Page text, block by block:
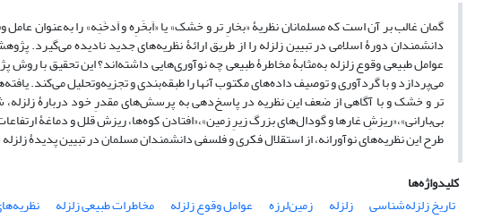
گمان غالب بر آن است که مسلمانان نظریۀ «بخارِ تر و خشک» یا «اَبخَرِه و اَدخَنِه» را به‌عنوان
دانشمندان دورۀ اسلامی در تبیین زلزله را از طریق ارائۀ نظریه‌های جدید نادیده
عوامل طبیعی وقوع زلزله به‌مثابۀ مخاطرۀ طبیعی چه نوآوری‌هایی داشته‌اند؟ این تحقیق با
می‌پردازد و با گردآوری و توصیف داده‌های مکتوب آنها را طبقه‌بندی و تجزیه‌و‌تحلیل می‌کند.
تر و خشک و با آگاهی از ضعف این نظریه در پاسخ‌دهی به پرسش‌های مقدرِ خود دربارۀ
بی‌بارانی»،«ریزشِ غارها و گودال‌های بزرگ زیرِ زمین»،«افتادن کوه‌ها، ریزش قلل و دماغۀ
طرح این نظریه‌های نوآورانه، از استقلال فکری و فلسفی دانشمندان مسلمان در تبیین پدیدۀ
کلیدواژه‌ها
تاریخ زلزله‌شناسی
زلزله زمین‌لرزه عوامل وقوع زلزله مخاطرات طبیعی زلزله